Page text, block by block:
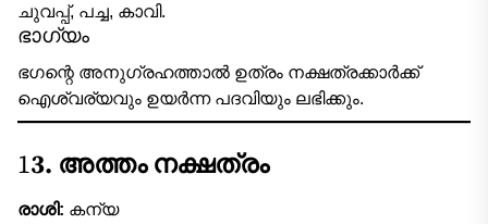
ചുവപ്പ്, പച്ച, കാവി.
ഭാഗ്യം
ഭഗന്റെ അനുഗ്രഹത്താൽ ഉത്രം നക്ഷത്രക്കാർക്ക്
ഐശ്വര്യവും ഉയർന്ന പദവിയും ലഭിക്കും.
13. അത്തം നക്ഷത്രം
രാശി: കന്യ